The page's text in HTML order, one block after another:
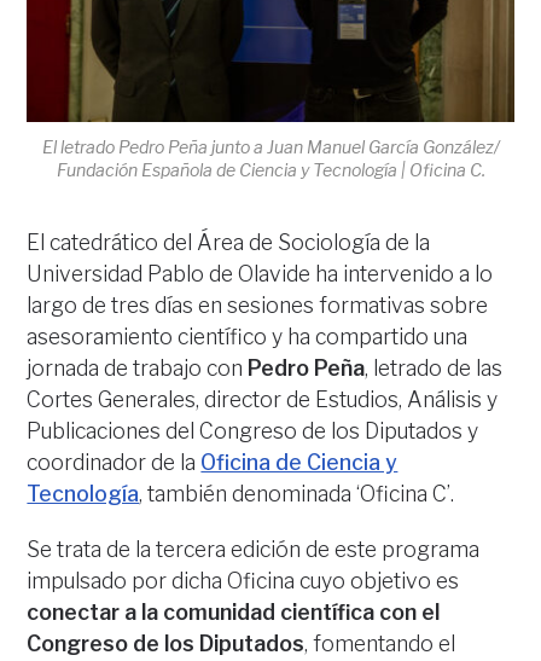
El letrado Pedro Peña junto a Juan Manuel García González/
Fundación Española de Ciencia y Tecnología | Oficina C.
El catedrático del Área de Sociología de la
Universidad Pablo de Olavide ha intervenido a lo
largo de tres días en sesiones formativas sobre
asesoramiento científico y ha compartido una
jornada de trabajo con Pedro Peña, letrado de las
Cortes Generales, director de Estudios, Análisis y
Publicaciones del Congreso de los Diputados y
coordinador de la Oficina de Ciencia y
Tecnología, también denominada ‘Oficina C’.
Se trata de la tercera edición de este programa
impulsado por dicha Oficina cuyo objetivo es
conectar a la comunidad científica con el
Congreso de los Diputados, fomentando el